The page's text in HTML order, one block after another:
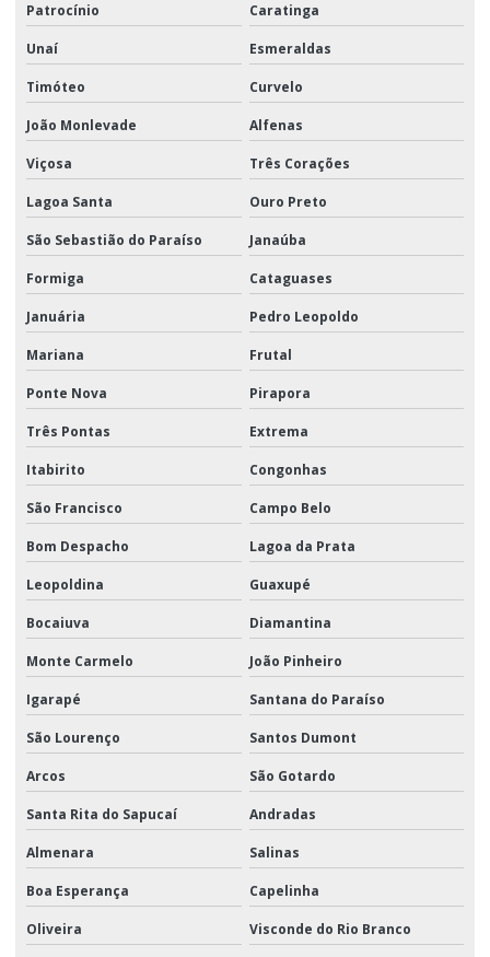
Patrocínio Caratinga
Unaí Esmeraldas
Timóteo Curvelo
João Monlevade Alfenas
Viçosa Três Corações
Lagoa Santa Ouro Preto
São Sebastião do Paraíso Janaúba
Formiga Cataguases
Januária Pedro Leopoldo
Mariana Frutal
Ponte Nova Pirapora
Três Pontas Extrema
Itabirito Congonhas
São Francisco Campo Belo
Bom Despacho Lagoa da Prata
Leopoldina Guaxupé
Bocaiuva Diamantina
Monte Carmelo João Pinheiro
Igarapé Santana do Paraíso
São Lourenço Santos Dumont
Arcos São Gotardo
Santa Rita do Sapucaí Andradas
Almenara Salinas
Boa Esperança Capelinha
Oliveira Visconde do Rio Branco